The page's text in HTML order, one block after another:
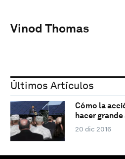
Vinod Thomas
Últimos Artículos
Cómo la
hacer
20 dic 2016